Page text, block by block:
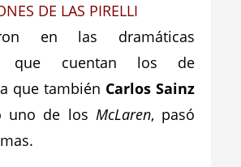
DE LAS PIRELLI
en las dramáticas
que cuentan los de
que también Carlos Sainz
uno de los McLaren, pasó